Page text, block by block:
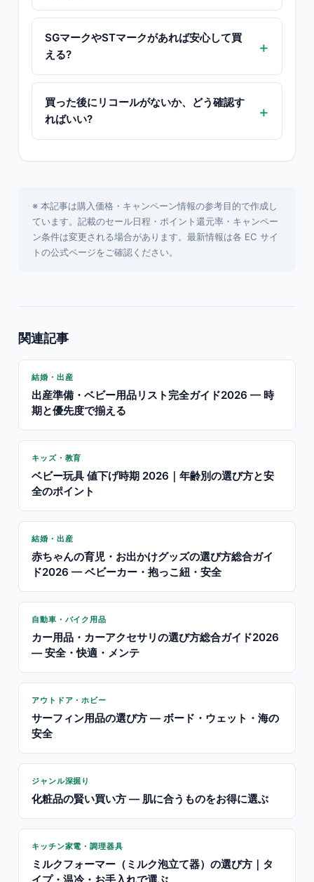
SGマークやSTマークがあれば安心して買
える?
買った後にリコールがないか、どう確認す
ればいい?
※ 本記事は購入価格・キャンペーン情報の参考目的で作成し
ています。記載のセール日程・ポイント還元率・キャンペー
ン条件は変更される場合があります。最新情報は各 EC サイ
トの公式ページをご確認ください。
関連記事
結婚・出産
出産準備・ベビー用品リスト完全ガイド2026 — 時
期と優先度で揃える
キッズ・教育
ベビー玩具 値下げ時期 2026｜年齢別の選び方と安
全のポイント
結婚・出産
赤ちゃんの育児・お出かけグッズの選び方総合ガイ
ド2026 — ベビーカー・抱っこ紐・安全
自動車・バイク用品
カー用品・カーアクセサリの選び方総合ガイド2026
— 安全・快適・メンテ
アウトドア・ホビー
サーフィン用品の選び方 — ボード・ウェット・海の
安全
ジャンル深掘り
化粧品の賢い買い方 — 肌に合うものをお得に選ぶ
キッチン家電・調理器具
ミルクフォーマー（ミルク泡立て器）の選び方｜タ